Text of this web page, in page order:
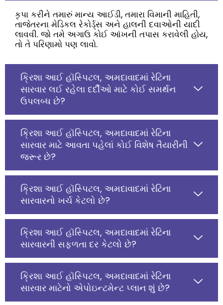
કૃપા કરીને તમારું માન્ય આઈડી, તમારા વિમાની માહિતી,
તાજેતરના મેડિકલ રેકોર્ડ્સ અને હાલની દવાઓની યાદી
લાવવી. જો તમે અગાઉ કોઈ આંખની તપાસ કરાવેલી હોય,
તો તે પરિણામો પણ લાવો.
ક્રિશા આઈ હૉસ્પિટલ, અમદાવાદમાં રેટિના
સારવાર લઈ રહેલા દર્દીઓ માટે કોઈ સમર્થન
ઉપલબ્ધ છે?
ક્રિશા આઈ હૉસ્પિટલ, અમદાવાદમાં રેટિના
સારવાર માટે આવતા પહેલાં કોઈ વિશેષ તૈયારીની
જરૂર છે?
ક્રિશા આઈ હૉસ્પિટલ, અમદાવાદમાં રેટિના
સારવારનો ખર્ચ કેટલો છે?
ક્રિશા આઈ હૉસ્પિટલ, અમદાવાદમાં રેટિના
સારવારની સફળતા દર કેટલો છે?
ક્રિશા આઈ હૉસ્પિટલ, અમદાવાદમાં રેટિના
સારવાર માટેનો એપોઇન્ટમેન્ટ પ્લાન શું છે?